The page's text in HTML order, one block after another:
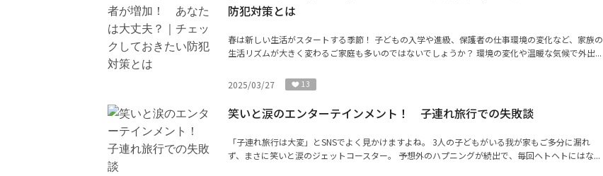
防犯対策とは
春は新しい生活がスタートする季節！ 子どもの入学や進級、保護者の仕事環境の変化など、家族の
生活リズムが大きく変わるご家庭も多いのではないでしょうか？ 環境の変化や温暖な気候で外出...
2025/03/27 13
笑いと涙のエンターテインメント！ 子連れ旅行での失敗談
「子連れ旅行は大変」とSNSでよく見かけますよね。 3人の子どもがいる我が家もご多分に漏れ
ず、まさに笑いと涙のジェットコースター。 予想外のハプニングが続出で、毎回ヘトヘトにはな...